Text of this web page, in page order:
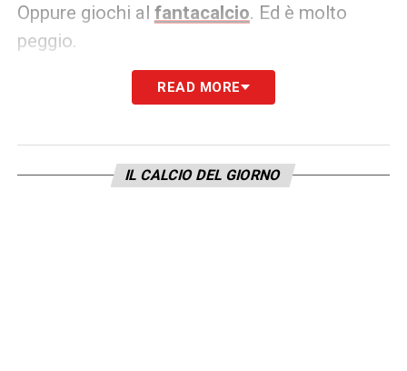
Oppure giochi al fantacalcio. Ed è molto
peggio.
LA PLAYLIST DELLE NOSTRE TOP NEWS
READ MORE
IL CALCIO DEL GIORNO